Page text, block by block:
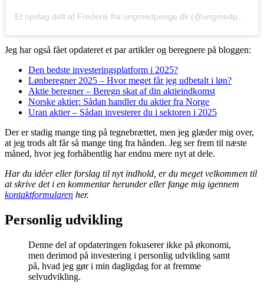
Et opslag delt af Frederik fra ungmedpenge.dk (@ungmedpenge)
Jeg har også fået opdateret et par artikler og beregnere på bloggen:
Den bedste investeringsplatform i 2025?
Lønberegner 2025 – Hvor meget får jeg udbetalt i løn?
Aktie beregner – Beregn skat af din aktieindkomst
Norske aktier: Sådan handler du aktier fra Norge
Uran aktier – Sådan investerer du i sektoren i 2025
Der er stadig mange ting på tegnebrættet, men jeg glæder mig over,
at jeg trods alt får så mange ting fra hånden. Jeg ser frem til næste
måned, hvor jeg forhåbentlig har endnu mere nyt at dele.
Har du idéer eller forslag til nyt indhold, er du meget velkommen til
at skrive det i en kommentar herunder eller fange mig igennem
kontaktformularen her.
Personlig udvikling
Denne del af opdateringen fokuserer ikke på økonomi,
men derimod på investering i personlig udvikling samt
på, hvad jeg gør i min dagligdag for at fremme
selvudvikling.